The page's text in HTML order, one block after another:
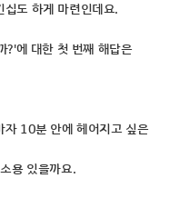
도 하게 마련인데요.
?'에 대한 첫 번째 해답은
자 10분 안에 헤어지고 싶은
용 있을까요.